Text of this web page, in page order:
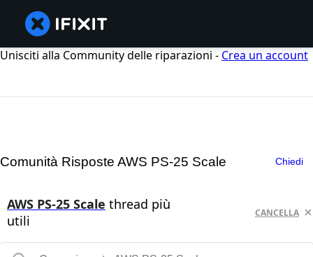
Unisciti alla Community delle riparazioni - Crea un account
Comunità Risposte AWS PS-25 Scale Chiedi
AWS PS-25 Scale thread più
utili
CANCELLA